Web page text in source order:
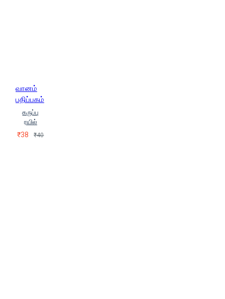
வானம்
பதிப்பகம்
கருப்பு
ரயில்
₹38 ₹40